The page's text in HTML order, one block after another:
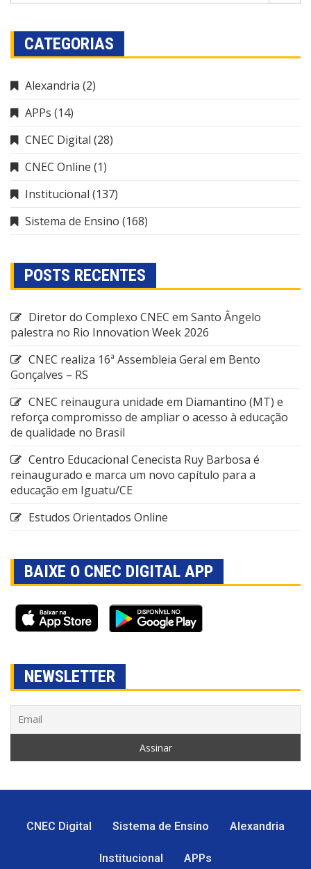
CATEGORIAS
Alexandria (2)
APPs (14)
CNEC Digital (28)
CNEC Online (1)
Institucional (137)
Sistema de Ensino (168)
POSTS RECENTES
Diretor do Complexo CNEC em Santo Ângelo
palestra no Rio Innovation Week 2026
CNEC realiza 16ª Assembleia Geral em Bento
Gonçalves – RS
CNEC reinaugura unidade em Diamantino (MT) e
reforça compromisso de ampliar o acesso à educação
de qualidade no Brasil
Centro Educacional Cenecista Ruy Barbosa é
reinaugurado e marca um novo capítulo para a
educação em Iguatu/CE
Estudos Orientados Online
BAIXE O CNEC DIGITAL APP
NEWSLETTER
CNEC Digital Sistema de Ensino Alexandria
Institucional APPs